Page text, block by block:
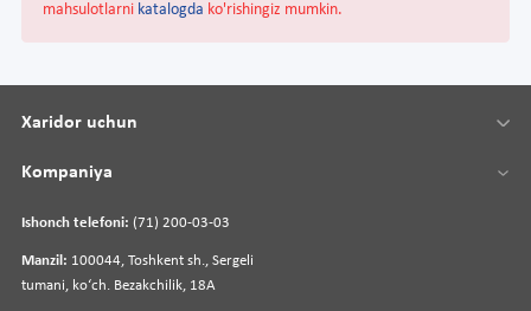
mahsulotlarni katalogda ko'rishingiz mumkin.
Ishonch telefoni: (71) 200-03-03
Manzil: 100044, Toshkent sh., Sergeli
tumani, koʻch. Bezakchilik, 18A
Xaridor uchun
Kompaniya